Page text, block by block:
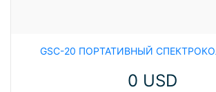
GSC-20 ПОРТАТИВНЫЙ
0 USD